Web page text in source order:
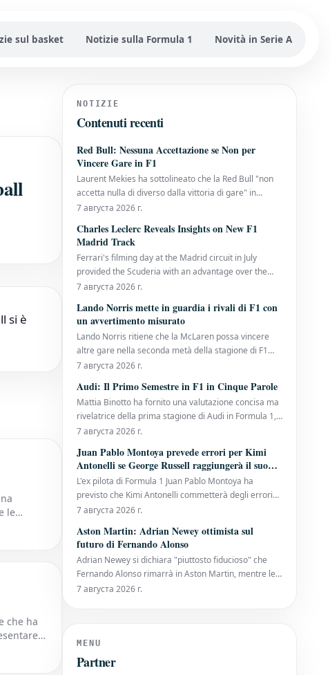
sul basket Notizie sulla Formula 1 Novità in Serie A
si è
le
che ha
NOTIZIE
Contenuti recenti
Red Bull: Nessuna Accettazione se Non per
Vincere Gare in F1
Laurent Mekies ha sottolineato che la Red Bull "non
accetta nulla di diverso dalla vittoria di gare" in
Formula 1, dopo che il team di Milton Keynes ha
È la prima volta che la sei volte campionessa
costruttori arriva alla pausa estiva senza
7 августа 2026 г.
Charles Leclerc Reveals Insights on New F1
Madrid Track
Ferrari's filming day at the Madrid circuit in July
provided the Scuderia with an advantage over the
rest of the Formula 1 paddock. Charles Leclerc, a
initial thoughts on the track that will host the Spanish
Grand Prix in September. Alongside Lew
7 августа 2026 г.
Lando Norris mette in guardia i rivali di F1 con
un avvertimento misurato
Lando Norris ritiene che la McLaren possa vincere
altre gare nella seconda metà della stagione di F1
dopo aver ottenuto una vittoria dominante al Gran
stagione. Il campione in carica dei piloti ha affrontato
una difesa del titolo impegnativa finora
7 августа 2026 г.
Audi: Il Primo Semestre in F1 in Cinque Parole
Mattia Binotto ha fornito una valutazione concisa ma
rivelatrice della prima stagione di Audi in Formula 1,
sottolineando che il team sta costruendo solide
altalenante. Audi è arrivata sulla griglia quest'anno
con enormi aspettative. Dopo anni
7 августа 2026 г.
Juan Pablo Montoya prevede errori per Kimi
Antonelli se George Russell raggiungerà il suo
ritmo
L'ex pilota di Formula 1 Juan Pablo Montoya ha
previsto che Kimi Antonelli commetterà degli errori
nella seconda parte della stagione, a condizione che
diciannovenne pilota della Mercedes ha dimostrato di
essere un talento generazionale, vinc
7 августа 2026 г.
Aston Martin: Adrian Newey ottimista sul
futuro di Fernando Alonso
Adrian Newey si dichiara "piuttosto fiducioso" che
Fernando Alonso rimarrà in Aston Martin, mentre le
speculazioni sul futuro del pilota spagnolo in Formula
7 августа 2026 г.
MENU
Partner